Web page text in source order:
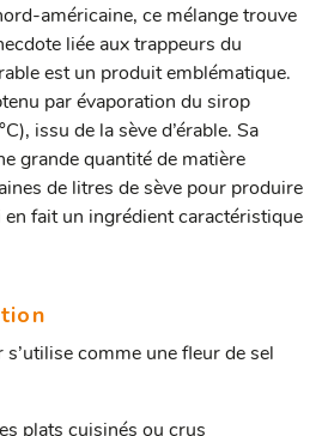
américaine, ce mélange trouve
liée aux trappeurs du
est un produit emblématique.
par évaporation du sirop
issu de la sève d’érable. Sa
grande quantité de matière
de litres de sève pour produire
fait un ingrédient caractéristique
comme une fleur de sel
plats cuisinés ou crus